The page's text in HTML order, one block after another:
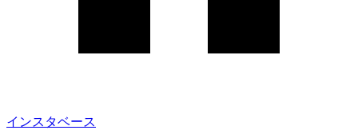
インスタベース